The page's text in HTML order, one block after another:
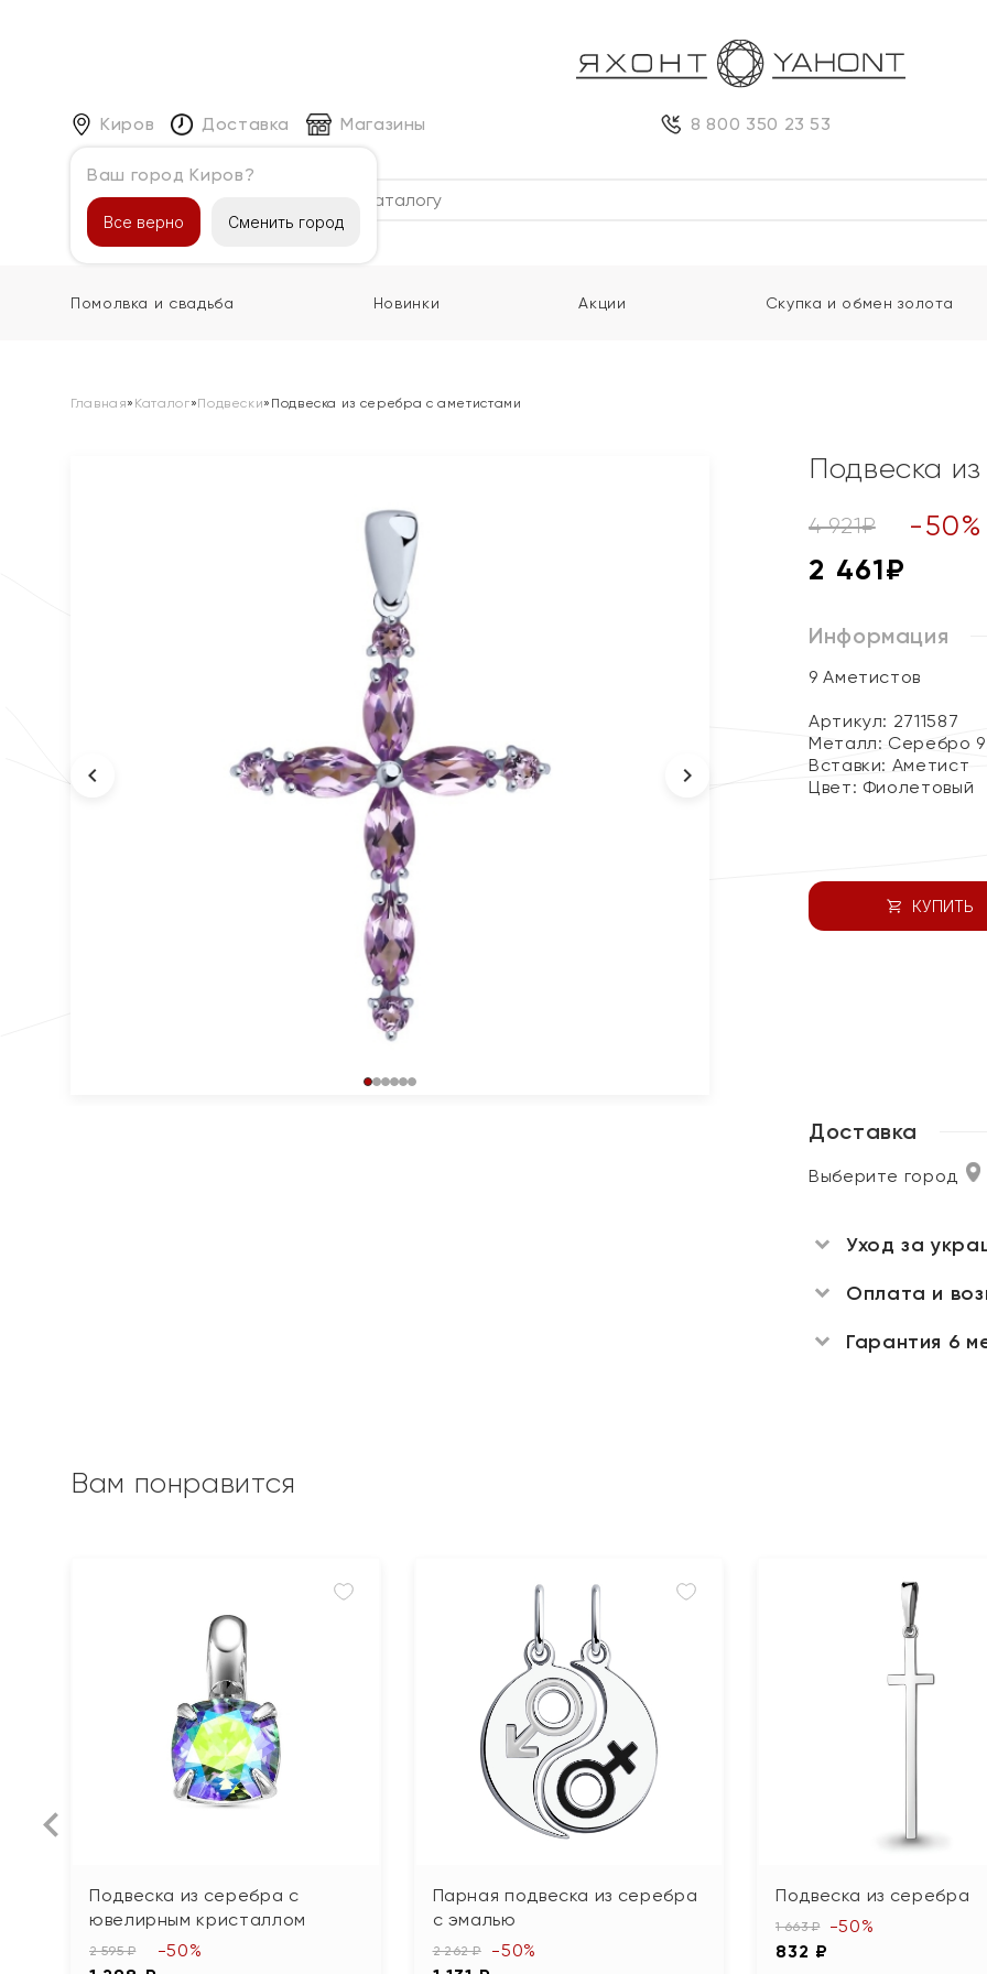
Киров
Ваш город Киров?
Все верно Сменить город
Доставка Магазины 8 800 350 23 53
Каталог
Помолвка и свадьба Новинки Акции Скупка и обмен золота
Главная» Каталог»Подвески» Подвеска из серебра с аметистами
Подвеска
4 921₽ -50%
2 461₽
Информация
9 Аметистов
Артикул: 2711587
Металл: Серебро
Вставки: Аметист
Цвет: Фиолетовый
КУПИТЬ
Доставка
Выберите город
Уход за
Оплата и
Гарантия 6
Вам понравится
Подвеска из серебра с
ювелирным кристаллом
2 595 ₽ -50%
Парная подвеска из серебра
с эмалью
2 262 ₽ -50%
Подвеска из серебра
1 663 ₽
832 ₽
-50%